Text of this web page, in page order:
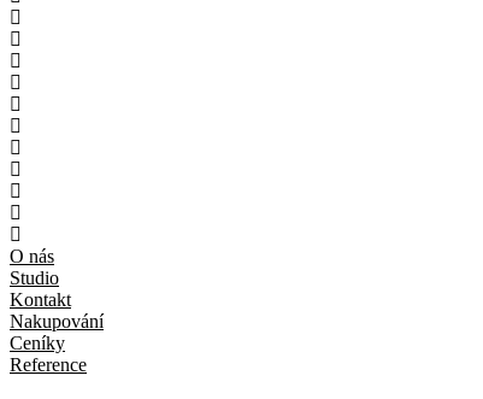
O nás
Studio
Kontakt
Nakupování
Ceníky
Reference